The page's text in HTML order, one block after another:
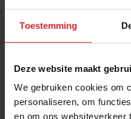
Toestemming
Deze website maakt
We gebruiken cookies om
personaliseren, om
en om ons websiteverkeer
Meld je aan voor de
Ja, ik wil graag drie